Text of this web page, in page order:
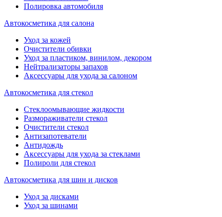
Полировка автомобиля
Автокосметика для салона
Уход за кожей
Очистители обивки
Уход за пластиком, винилом, декором
Нейтрализаторы запахов
Аксессуары для ухода за салоном
Автокосметика для стекол
Стеклоомывающие жидкости
Размораживатели стекол
Очистители стекол
Антизапотеватели
Антидождь
Аксессуары для ухода за стеклами
Полироли для стекол
Автокосметика для шин и дисков
Уход за дисками
Уход за шинами